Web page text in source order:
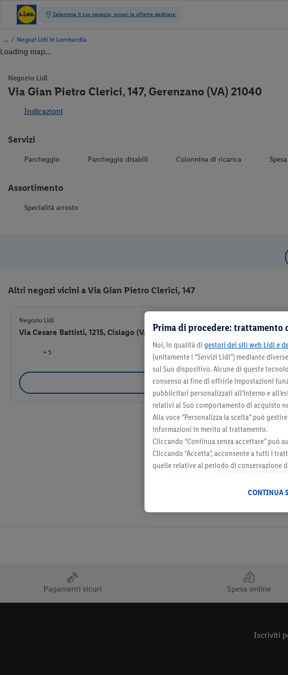
/ Negozi Lidl in Lombardia
Loading map...
Negozio Lidl
Via Gian Pietro Clerici, 147, Gerenzano (VA) 21040
Indicazioni
Servizi
Parcheggio Parcheggio disabili Colonnina di ricarica
Assortimento
Specialità arrosto
Altri negozi vicini a Via Gian Pietro Clerici, 147
Negozio Lidl
Via Cesare Battisti, 1215, Cislago (VA) 21040
+ 5
Seleziona come negozio
Pagamenti sicuri Spesa online
Iscriviti
Prima di procedere: trattamento
Noi, in qualità di gestori dei siti web Lidl e
(unitamente i “Servizi Lidl”) mediante
sul Suo dispositivo. Alcune di queste
consenso al fine di offrirle impostazioni
pubblicitari personalizzati all’interno e
relativi al Suo comportamento di acquisto
Alla voce “Personalizza la scelta” può
informazioni in merito al trattamento.
Cliccando “Continua senza accettare” può
Cliccando “Accetta”, acconsente a tutti i
quelle relative al periodo di conservazione
CONTINUA